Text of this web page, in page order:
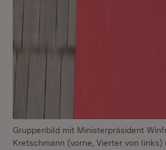
Gruppenbild mit Ministerpräsident
Kretschmann (vorne, Vierter von links)